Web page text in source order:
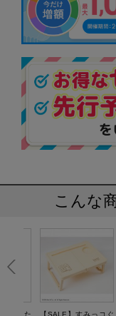
こんな
折りた
【SALE】すみっコぐ